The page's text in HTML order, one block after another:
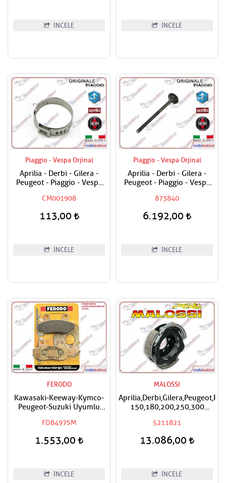
İNCELE İNCELE
Piaggio - Vespa Orjinal
Aprilia - Derbi - Gilera -
Peugeot - Piaggio - Vespa
Kelepçesi
CM001908
113,00
İNCELE
Piaggio - Vespa Orjinal
Aprilia - Derbi - Gilera -
Peugeot - Piaggio - Vespa
Adet Fiyat
873840
6.192,00
İNCELE
FERODO
Kawasaki-Keeway-Kymco-
Peugeot-Suzuki Uyumlu
Arka Fren Balatası
FDB497SM
1.553,00
İNCELE
MALOSSI
150,180,200,250,300
Debriyaj Balatası
5211821
13.086,00
İNCELE